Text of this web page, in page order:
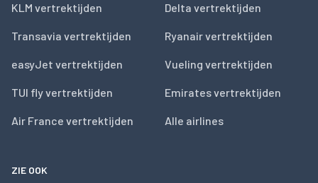
KLM vertrektijden
Transavia vertrektijden
easyJet vertrektijden
TUI fly vertrektijden
Air France vertrektijden
Delta vertrektijden
Ryanair vertrektijden
Vueling vertrektijden
Emirates vertrektijden
Alle airlines
ZIE OOK